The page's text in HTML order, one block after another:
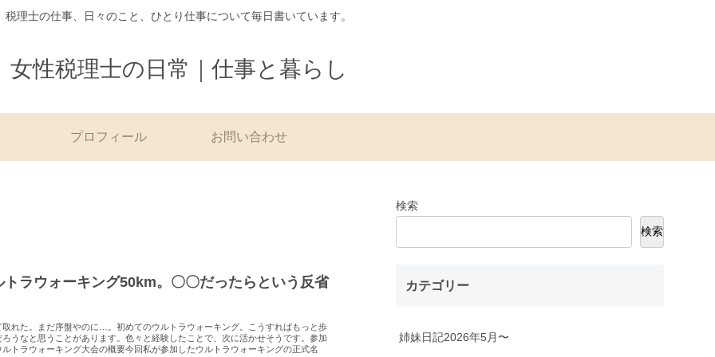
税理士の仕事、日々のこと、ひとり仕事について毎日書いています。
女性税理士の日常｜仕事と暮らし
プロフィール お問い合わせ
トラウォーキング50km。〇〇だったらという反省
取れた。まだ序盤やのに…。初めてのウルトラウォーキング。こうすればもっと歩
ろうなと思うことがあります。色々と経験したことで、次に活かせそうです。参加
ルトラウォーキング大会の概要今回私が参加したウルトラウォーキングの正式名
検索
検索
カテゴリー
姉妹日記2026年5月〜